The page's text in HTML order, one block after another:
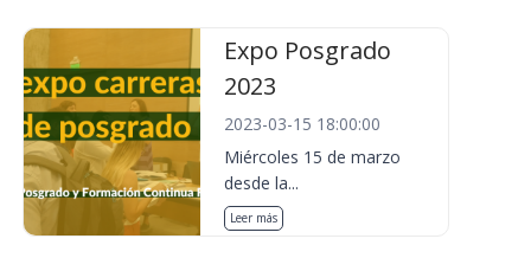
Expo Posgrado
2023
2023-03-15 18:00:00
Miércoles 15 de marzo
desde la...
Leer más